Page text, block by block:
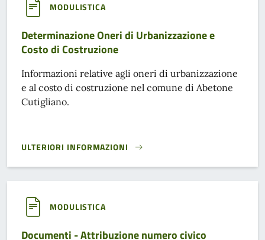
MODULISTICA
Determinazione Oneri di Urbanizzazione e
Costo di Costruzione
Informazioni relative agli oneri di urbanizzazione
e al costo di costruzione nel comune di Abetone
Cutigliano.
ULTERIORI INFORMAZIONI
DETERMINAZIONE ONERI DI URBANIZZAZIONE E COSTO DI
MODULISTICA
Documenti - Attribuzione numero civico